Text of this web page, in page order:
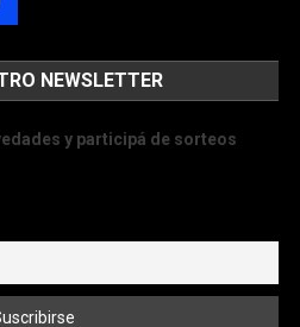
NEWSLETTER
y participá de sorteos